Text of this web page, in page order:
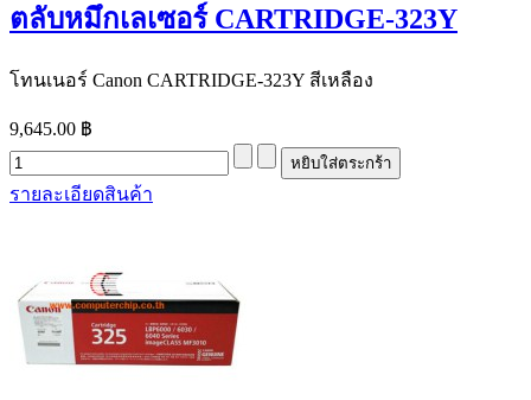
ตลับหมึกเลเซอร์ CARTRIDGE-323Y
โทนเนอร์ Canon CARTRIDGE-323Y สีเหลือง
9,645.00 ฿
รายละเอียดสินค้า